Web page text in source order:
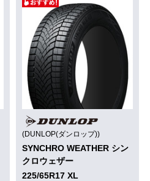
(DUNLOP(ダンロップ))
SYNCHRO WEATHER シン
クロウェザー
225/65R17 XL